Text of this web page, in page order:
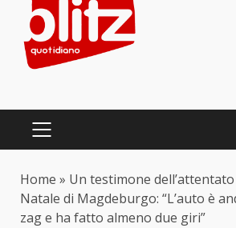
content
PRIMARY
Home » Un testimone
Natale di Magdeburgo: “L’auto è
zag e ha fatto almeno due giri”